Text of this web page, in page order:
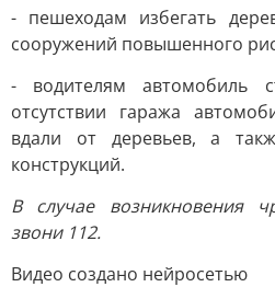
- пешеходам избегать
сооружений повышенного
- водителям автомобиль
отсутствии гаража
вдали от деревьев, а
конструкций.
В случае возникновения
звони 112.
Видео создано нейросетью